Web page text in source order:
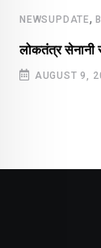
NEWSUPDATE,
लोकतंत्र सेनानी
AUGUST 9,